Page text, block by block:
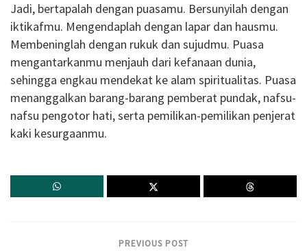
Jadi, bertapalah dengan puasamu. Bersunyilah dengan
iktikafmu. Mengendaplah dengan lapar dan hausmu.
Membeninglah dengan rukuk dan sujudmu. Puasa
mengantarkanmu menjauh dari kefanaan dunia,
sehingga engkau mendekat ke alam spiritualitas. Puasa
menanggalkan barang-barang pemberat pundak, nafsu-
nafsu pengotor hati, serta pemilikan-pemilikan penjerat
kaki kesurgaanmu.
PREVIOUS POST